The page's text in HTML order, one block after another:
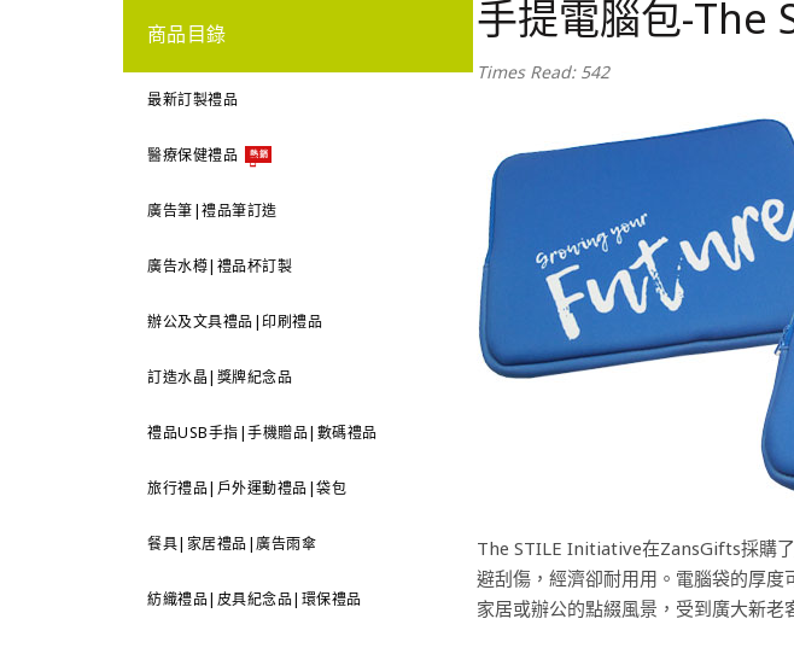
商品目錄
最新訂製禮品
醫療保健禮品 熱銷
廣告筆|禮品筆訂造
廣告水樽|禮品杯訂製
辦公及文具禮品|印刷禮品
訂造水晶|獎牌紀念品
禮品USB手指|手機贈品|數碼禮品
旅行禮品|戶外運動禮品|袋包
餐具|家居禮品|廣告雨傘
紡織禮品|皮具紀念品|環保禮品
手提電腦包-The
Times Read: 542
The STILE Initiative在ZansGifts採購了
避刮傷，經濟卻耐用用。電腦袋的厚
家居或辦公的點綴風景，受到廣大新